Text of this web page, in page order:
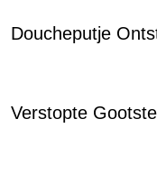
Doucheputje
Verstopte